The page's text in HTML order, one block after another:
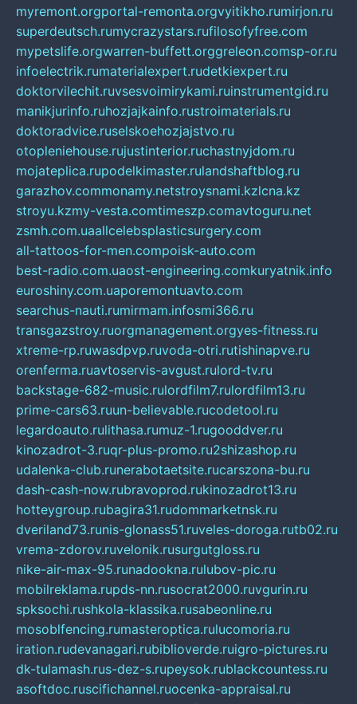
myremont.orgportal-remonta.orgvyitikho.rumirjon.ru
superdeutsch.rumycrazystars.rufilosofyfree.com
mypetslife.orgwarren-buffett.orggreleon.comsp-or.ru
infoelectrik.rumaterialexpert.rudetkiexpert.ru
doktorvilechit.ruvsesvoimirykami.ruinstrumentgid.ru
manikjurinfo.ruhozjajkainfo.rustroimaterials.ru
doktoradvice.ruselskoehozjajstvo.ru
otopleniehouse.rujustinterior.ruchastnyjdom.ru
mojateplica.rupodelkimaster.rulandshaftblog.ru
garazhov.commonamy.netstroysnami.kzlcna.kz
stroyu.kzmy-vesta.comtimeszp.comavtoguru.net
zsmh.com.uaallcelebsplasticsurgery.com
all-tattoos-for-men.compoisk-auto.com
best-radio.com.uaost-engineering.comkuryatnik.info
euroshiny.com.uaporemontuavto.com
searchus-nauti.rumirmam.infosmi366.ru
transgazstroy.ruorgmanagement.orgyes-fitness.ru
xtreme-rp.ruwasdpvp.ruvoda-otri.rutishinapve.ru
orenferma.ruavtoservis-avgust.rulord-tv.ru
backstage-682-music.rulordfilm7.rulordfilm13.ru
prime-cars63.ruun-believable.rucodetool.ru
legardoauto.rulithasa.rumuz-1.rugooddver.ru
kinozadrot-3.ruqr-plus-promo.ru2shizashop.ru
udalenka-club.runerabotaetsite.rucarszona-bu.ru
dash-cash-now.rubravoprod.rukinozadrot13.ru
hotteygroup.rubagira31.rudommarketnsk.ru
dveriland73.runis-glonass51.ruveles-doroga.rutb02.ru
vrema-zdorov.ruvelonik.rusurgutgloss.ru
nike-air-max-95.runadookna.rulubov-pic.ru
mobilreklama.rupds-nn.rusocrat2000.ruvgurin.ru
spksochi.rushkola-klassika.rusabeonline.ru
mosoblfencing.rumasteroptica.rulucomoria.ru
iration.rudevanagari.rubiblioverde.ruigro-pictures.ru
dk-tulamash.rus-dez-s.rupeysok.rublackcountess.ru
asoftdoc.ruscifichannel.ruocenka-appraisal.ru